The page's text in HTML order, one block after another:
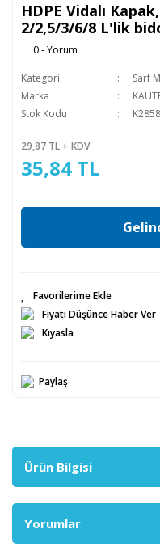
HDPE Vidalı Kapak,
2/2,5/3/6/8 L'lik
0 - Yorum
Kategori
Sarf
Marka
Stok Kodu
29,87 TL + KDV
35,84 TL
Fiyatı Düşünce Haber Ver
Kıyasla
Paylaş
Ürün Bilgisi
Yorumlar